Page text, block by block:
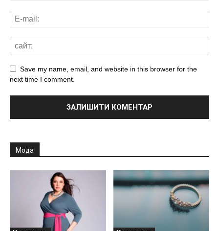
Save my name, email, and website in this browser for the
next time I comment.
Мода